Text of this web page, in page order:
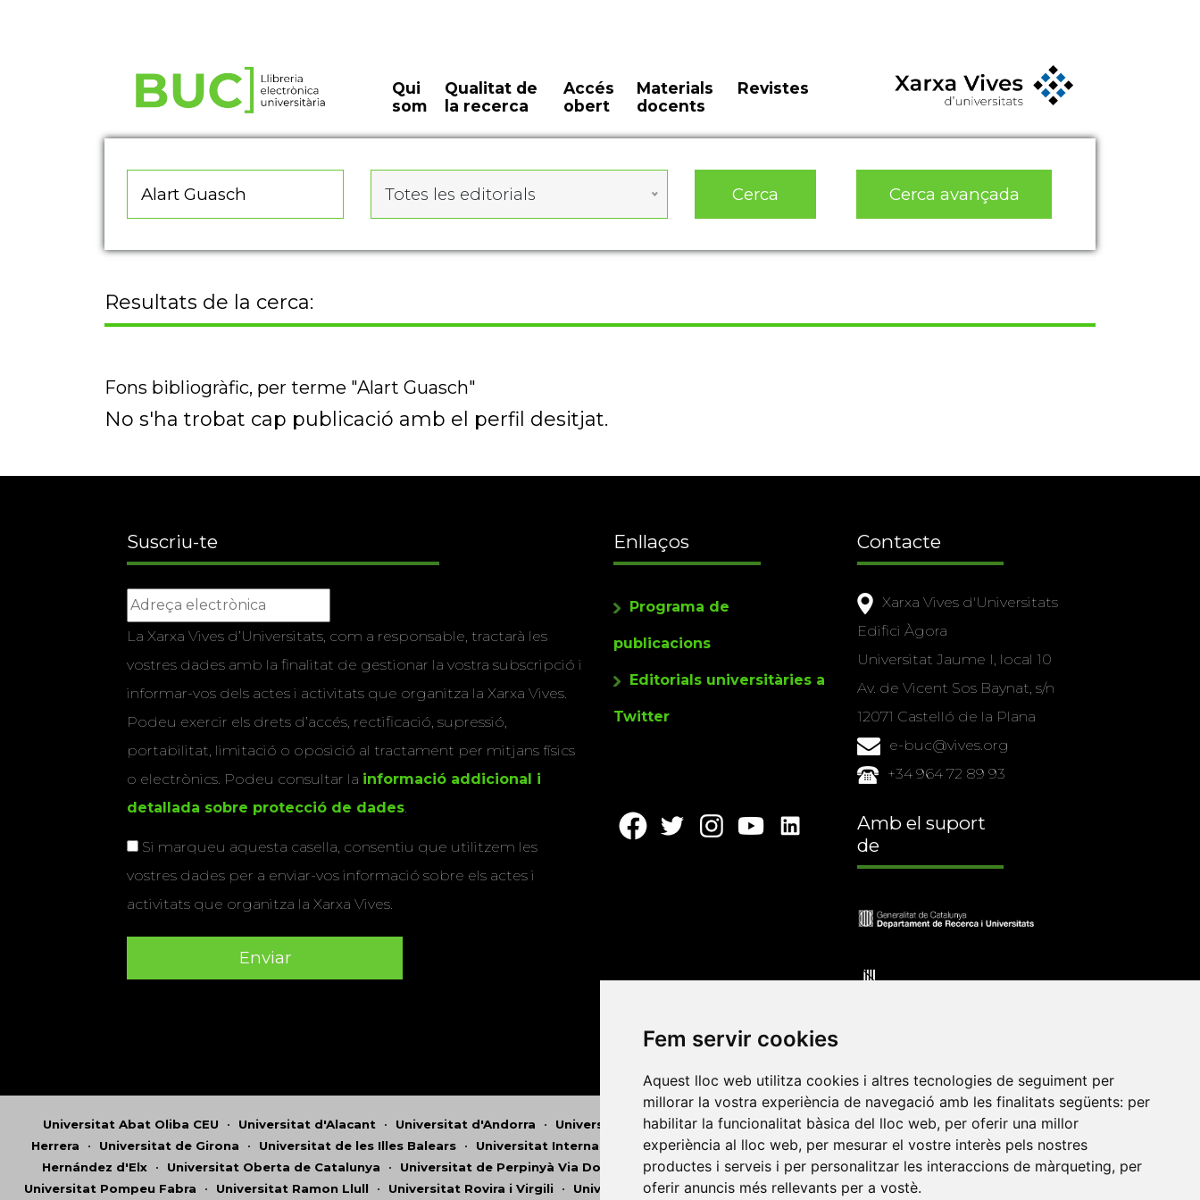
Fem servir cookies
Aquest lloc web utilitza cookies i altres tecnologies de seguiment per
millorar la vostra experiència de navegació amb les finalitats següents: per
habilitar la funcionalitat bàsica del lloc web, per oferir una millor
experiència al lloc web, per mesurar el vostre interès pels nostres
productes i serveis i per personalitzar les interaccions de màrqueting, per
oferir anuncis més rellevants per a vostè.
Qui
som
Qualitat de
la recerca
Accés
obert
Materials
docents
Revistes
Totes les editorials Cerca Cerca avançada
Resultats de la cerca:
Fons bibliogràfic, per terme "Alart Guasch"
No s'ha trobat cap publicació amb el perfil desitjat.
Suscriu-te
La Xarxa Vives d’Universitats, com a responsable, tractarà les
vostres dades amb la finalitat de gestionar la vostra subscripció i
informar-vos dels actes i activitats que organitza la Xarxa Vives.
Podeu exercir els drets d’accés, rectificació, supressió,
portabilitat, limitació o oposició al tractament per mitjans físics
o electrònics. Podeu consultar la informació addicional i
detallada sobre protecció de dades.
Si marqueu aquesta casella, consentiu que utilitzem les
vostres dades per a enviar-vos informació sobre els actes i
activitats que organitza la Xarxa Vives.
Enllaços
Programa de
publicacions
Editorials universitàries a
Twitter
Contacte
Xarxa Vives d'Universitats
Edifici Àgora
Universitat Jaume I, local 10
Av. de Vicent Sos Baynat, s/n
12071 Castelló de la Plana
e-buc@vives.org
+34 964 72 89 93
Amb el suport
de
Universitat Abat Oliba CEU • Universitat d'Alacant • Universitat d'Andorra • Universitat Autònoma de Barcelona•Universitat de Barcelona•Universitat CEU Cardenal
Herrera • Universitat de Girona • Universitat de les Illes Balears • Universitat Internacional de Catalunya• Universitat Jaume I•Universitat de Lleida•Universitat Miguel
Hernández d'Elx • Universitat Oberta de Catalunya • Universitat de Perpinyà Via Domitia •Universitat Politècnica de Catalunya•Universitat Politècnica de València•
Universitat Pompeu Fabra • Universitat Ramon Llull • Universitat Rovira i Virgili • Universitat de Sàsser•Universitat de València•Universitat de Vic - Universitat Central de